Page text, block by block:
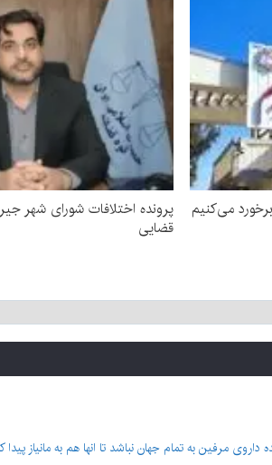
می‌کنیم
پرونده اختلافات شورای شهر
قضایی
مرفین به تمام جهان نباشد تا انها هم به مانیاز